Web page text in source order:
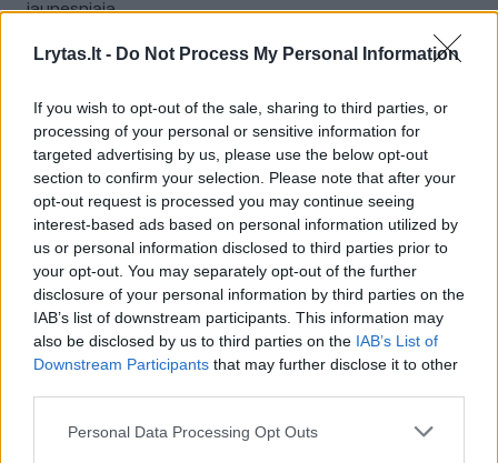
Lrytas.lt - Do Not Process My Personal Information
If you wish to opt-out of the sale, sharing to third parties, or
processing of your personal or sensitive information for
targeted advertising by us, please use the below opt-out
section to confirm your selection. Please note that after your
opt-out request is processed you may continue seeing
interest-based ads based on personal information utilized by
us or personal information disclosed to third parties prior to
your opt-out. You may separately opt-out of the further
disclosure of your personal information by third parties on the
IAB’s list of downstream participants. This information may
also be disclosed by us to third parties on the IAB’s List of
Downstream Participants that may further disclose it to other
Personal Data Processing Opt Outs
jaunesniąja
Žinios | Augintinis
Ką labiausiai pasaulyje myli mūsų vaikai?
Žinios Videobumas
Į prieglaudą pateko kovinis šuo. Štai jo reakcija išvydus
moterį
Žinios | Augintinis
Turėjote įspūdingų seksualinių patirčių? Apie tai
patylėkite
Žinios | Psichologas pataria